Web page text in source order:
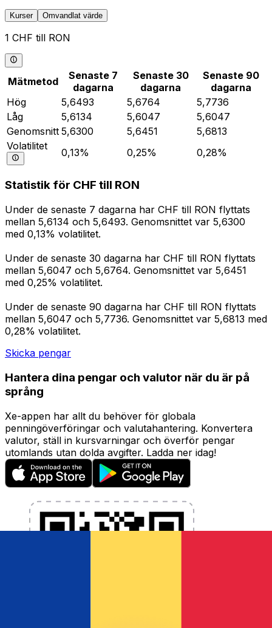
Kurser Omvandlat värde
1 CHF till RON
Mätmetod
Senaste 7
dagarna
Senaste 30
dagarna
Senaste 90
dagarna
Hög
5,6493 5,6764
5,7736
Låg
5,6134 5,6047
5,6047
Genomsnitt 5,6300 5,6451
5,6813
Volatilitet
0,13% 0,25% 0,28%
Statistik för CHF till RON
Under de senaste 7 dagarna har CHF till RON flyttats
mellan 5,6134 och 5,6493. Genomsnittet var 5,6300
med 0,13% volatilitet.
Under de senaste 30 dagarna har CHF till RON flyttats
mellan 5,6047 och 5,6764. Genomsnittet var 5,6451
med 0,25% volatilitet.
Under de senaste 90 dagarna har CHF till RON flyttats
mellan 5,6047 och 5,7736. Genomsnittet var 5,6813 med
0,28% volatilitet.
Skicka pengar
Hantera dina pengar och valutor när du är på
språng
Xe-appen har allt du behöver för globala
penningöverföringar och valutahantering. Konvertera
valutor, ställ in kursvarningar och överför pengar
utomlands utan dolda avgifter. Ladda ner idag!